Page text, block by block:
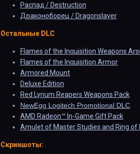
Распад / Destruction
Драконоборец / Dragonslayer
Остальные DLC
Flames of the Inquisition Weapons
Flames of the Inquisition Armor
Armored Mount
Deluxe Edition
Red Lyrium Reapers Weapons Pack
NewEgg Logitech Promotional DLC
AMD Radeon™ In-Game Gift Pack
Amulet of Master Studies and Ring of
Скриншоты: